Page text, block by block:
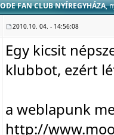
FAN CLUB NYÍREGYHÁZA,
2010.10. 04. - 14:56:08
Egy kicsit
klubbot, ezért
a weblapunk
http://